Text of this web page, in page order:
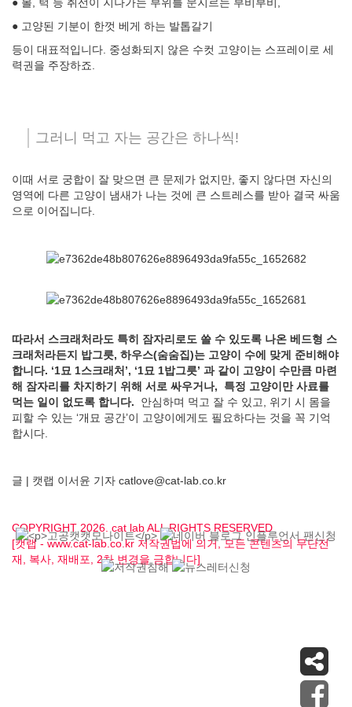
● 고양된 기분이 한껏 베게 하는 발톱갈기
등이 대표적입니다. 중성화되지 않은 수컷 고양이는 스프레이로 세
력권을 주장하죠.
그러니 먹고 자는 공간은 하나씩!
이때 서로 궁합이 잘 맞으면 큰 문제가 없지만, 좋지 않다면 자신의
영역에 다른 고양이 냄새가 나는 것에 큰 스트레스를 받아 결국 싸움
으로 이어집니다.
따라서 스크래처라도 특히 잠자리로도 쓸 수 있도록 나온 베드형 스
크래처라든지 밥그릇, 하우스(숨숨집)는 고양이 수에 맞게 준비해야
합니다. ‘1묘 1스크래처’, ‘1묘 1밥그릇’ 과 같이 고양이 수만큼 마련
해 잠자리를 차지하기 위해 서로 싸우거나, 특정 고양이만 사료를
먹는 일이 없도록 합니다. 안심하며 먹고 잘 수 있고, 위기 시 몸을
피할 수 있는 ‘개묘 공간’이 고양이에게도 필요하다는 것을 꼭 기억
합시다.
글 | 캣랩 이서윤 기자 catlove@cat-lab.co.kr
COPYRIGHT 2026. cat lab ALL RIGHTS RESERVED
[캣랩 - www.cat-lab.co.kr 저작권법에 의거, 모든 콘텐츠의 무단전
재, 복사, 재배포, 2차 변경을 금합니다]